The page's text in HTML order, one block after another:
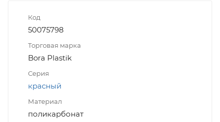
Код
50075798
Торговая марка
Bora Plastik
Серия
красный
Материал
поликарбонат